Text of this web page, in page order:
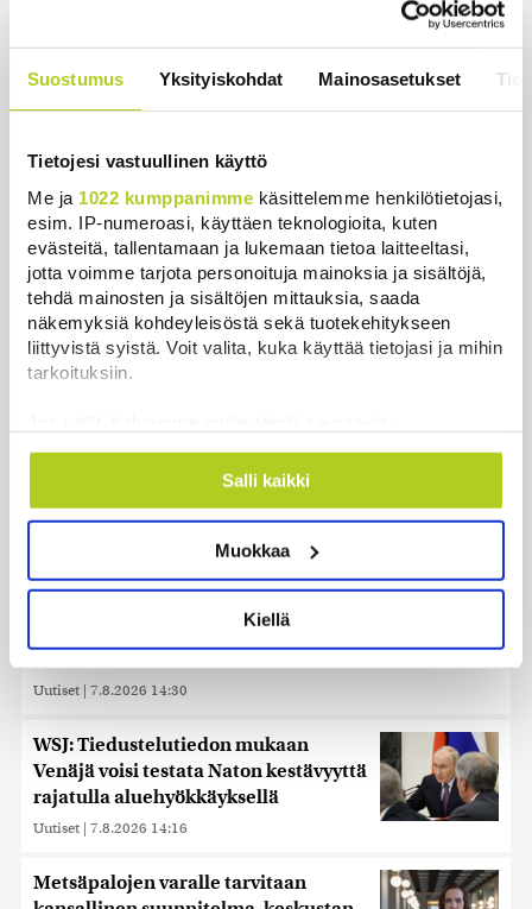
Suostumus Yksityiskohdat Mainosasetukset
Tietojesi vastuullinen käyttö
Me ja 1022 kumppanimme käsittelemme henkilötietojasi,
esim. IP-numeroasi, käyttäen teknologioita, kuten
evästeitä, tallentamaan ja lukemaan tietoa laitteeltasi,
jotta voimme tarjota personoituja mainoksia ja sisältöjä,
tehdä mainosten ja sisältöjen mittauksia, saada
näkemyksiä kohdeyleisöstä sekä tuotekehitykseen
liittyvistä syistä. Voit valita, kuka käyttää tietojasi ja mihin
tarkoituksiin.
Kerätä tietoja maantieteellisestä sijainnistasi,
mahdollisesti muutaman metrin tarkkuudella
ominaispiirteitä aktiivisesti (sormenjäljen
Lue lisää siitä, miten henkilötietojasi käsitellään ja miten
suostumustasi tai peruuttaa sen milloin vain
evästeilmoituksessa.
Käytämme evästeitä tarjoamamme sisällön ja mainosten
räätälöimiseen, sosiaalisen median ominaisuuksien
tukemiseen ja kävijämäärämme analysoimiseen. Lisäksi
jaamme sosiaalisen median, mainosalan ja analytiikka-
alan kumppaneillemme tietoja siitä, miten käytät
sivustoamme. Kumppanimme voivat yhdistää näitä
kerätty, kun olet käyttänyt heidän palvelujaan. Tietoja
saatetaan myös siirtää ulkomaille.
Salli kaikki
Muokkaa
Kiellä
Khamenein kanssa viestiminen on
vaikeaa, sanoo Iranin presidentti
Uutiset
Uusimmat Luetuimmat
Somejättejä vaaditaan vastuuseen riippuvuuden
Uutiset | 7.8.2026 14:30
WSJ: Tiedustelutiedon mukaan
Venäjä voisi testata Naton kestävyyttä
rajatulla aluehyökkäyksellä
Uutiset | 7.8.2026 14:16
Metsäpalojen varalle tarvitaan